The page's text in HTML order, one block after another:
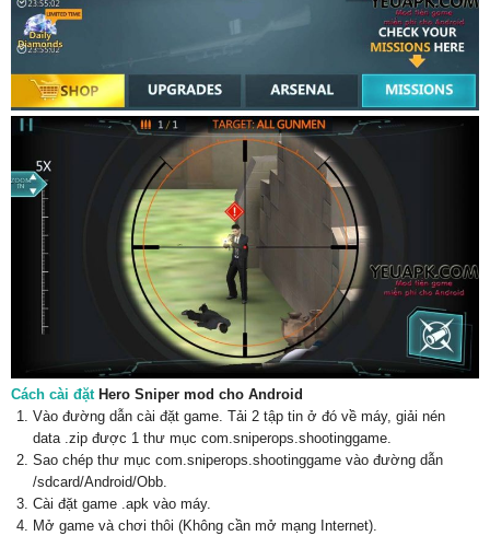
Cách cài đặtHero Sniper mod cho Android
Vào đường dẫn cài đặt game. Tải 2 tập tin ở đó về máy, giải nén
data .zip được 1 thư mục com.sniperops.shootinggame.
Sao chép thư mục com.sniperops.shootinggame vào đường dẫn
/sdcard/Android/Obb.
Cài đặt game .apk vào máy.
Mở game và chơi thôi (Không cần mở mạng Internet).